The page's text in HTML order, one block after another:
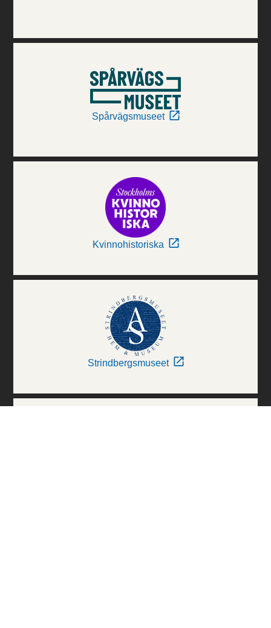
Spårvägsmuseet
Kvinnohistoriska
Strindbergsmuseet